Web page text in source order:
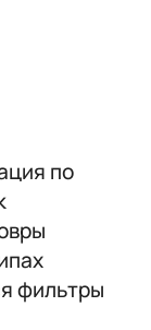
по
фильтры